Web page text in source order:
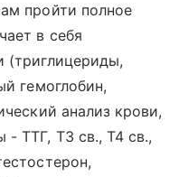
пройти полное
в себя
(триглицериды,
гемоглобин,
анализ крови,
ТТГ, Т3 св., Т4 св.,